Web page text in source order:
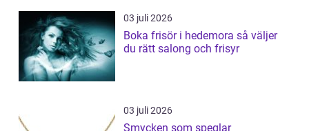
03 juli 2026
Boka frisör i hedemora så väljer
du rätt salong och frisyr
03 juli 2026
Smycken som speglar